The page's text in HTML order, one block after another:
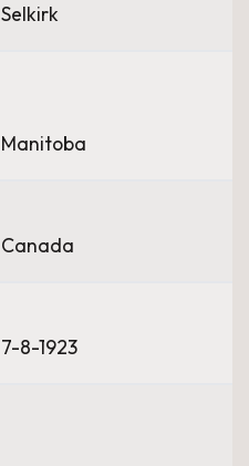
Selkirk
Manitoba
Canada
7-8-1923